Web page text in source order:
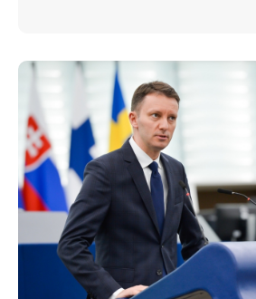
Adaugă aici
subtitluAdaugă
textul pentru
subtitluAdaugă
textul pentru
subtitluAdaugă
textul pentru